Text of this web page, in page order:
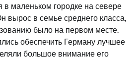
в маленьком городке на севере
вырос в семье среднего класса,
было на первом месте.
обеспечить Герману лучшее
большое внимание его